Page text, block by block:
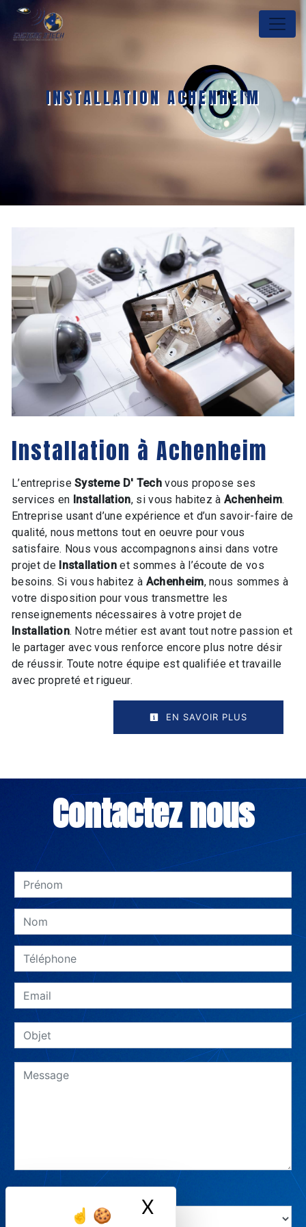
Panneau de gestion des cookies
X Masquer le
INSTALLATION ACHENHEIM
Installation à Achenheim
L’entrepriseSysteme D' Techvous propose ses
services en Installation, si vous habitez àAchenheim.
Entreprise usant d’une expérience et d’un savoir-faire de
qualité, nous mettons tout en oeuvre pour vous
satisfaire. Nous vous accompagnons ainsi dans votre
projet de Installation et sommes à l’écoute de vos
besoins. Si vous habitez à Achenheim, nous sommes à
votre disposition pour vous transmettre les
renseignements nécessaires à votre projet de
Installation. Notre métier est avant tout notre passion et
le partager avec vous renforce encore plus notre désir
de réussir. Toute notre équipe est qualifiée et travaille
avec propreté et rigueur.
EN SAVOIR PLUS
Contactez nous